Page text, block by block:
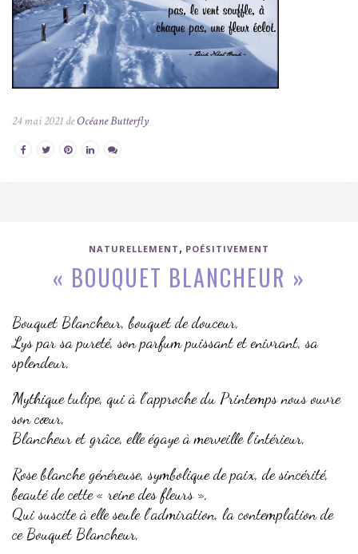
24 mai 2021 deOcéane Butterfly
NATURELLEMENT , POÉSITIVEMENT
« BOUQUET BLANCHEUR »
Bouquet Blancheur, bouquet de douceur,
Lys par sa pureté, son parfum puissant et enivrant, sa
splendeur,
Mythique tulipe, qui à l’approche du Printemps nous ouvre
son cœur,
Blancheur et grâce, elle égaye à merveille l’intérieur,
Rose blanche généreuse, symbolique de paix, de sincérité,
beauté de cette « reine des fleurs »,
Qui suscite à elle seule l’admiration, la contemplation de
ce Bouquet Blancheur,